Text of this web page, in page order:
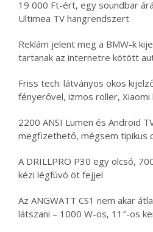
19 000 Ft-ért, egy soundbar
Ultimea TV hangrendszert
Reklám jelent meg a BMW-k
tartanak az internetre kötött
Friss tech: látványos okos
fényerővel, izmos roller, Xiaomi
2200 ANSI Lumen és Android
megfizethető, mégsem tipikus
A DRILLPRO P30 egy olcsó,
kézi légfúvó öt fejjel
Az ANGWATT CS1 nem akar
látszani – 1000 W-os, 11″-os